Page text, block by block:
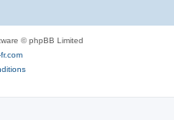
© phpBB Limited